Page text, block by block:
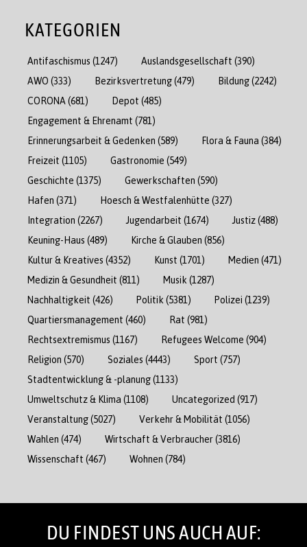
KATEGORIEN
Antifaschismus (1247) Auslandsgesellschaft (390)
AWO (333) Bezirksvertretung(479) Bildung(2242)
CORONA (681) Depot (485)
Engagement & Ehrenamt (781)
Erinnerungsarbeit & Gedenken (589) Flora & Fauna (384)
Freizeit (1105) Gastronomie (549)
Geschichte (1375) Gewerkschaften (590)
Hafen (371) Hoesch & Westfalenhütte (327)
Integration (2267) Jugendarbeit (1674) Justiz(488)
Keuning-Haus (489) Kirche & Glauben (856)
Kultur & Kreatives (4352) Kunst (1701) Medien (471)
Medizin & Gesundheit (811) Musik (1287)
Nachhaltigkeit (426) Politik (5381) Polizei (1239)
Quartiersmanagement (460) Rat (981)
Rechtsextremismus (1167) Refugees Welcome (904)
Religion (570) Soziales (4443) Sport (757)
Stadtentwicklung & -planung(1133)
Umweltschutz & Klima (1108) Uncategorized (917)
Veranstaltung(5027) Verkehr & Mobilität (1056)
Wahlen (474) Wirtschaft & Verbraucher(3816)
Wissenschaft (467) Wohnen (784)
DU FINDEST UNS AUCH AUF: